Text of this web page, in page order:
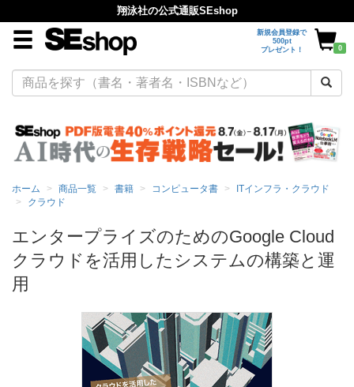
翔泳社の公式通販SEshop
新規会員登録で
500pt
プレゼント！
0
ホーム 商品一覧 書籍 コンピュータ書
ITインフラ・クラウド
クラウド
エンタープライズのためのGoogle Cloud
クラウドを活用したシステムの構築と運
用